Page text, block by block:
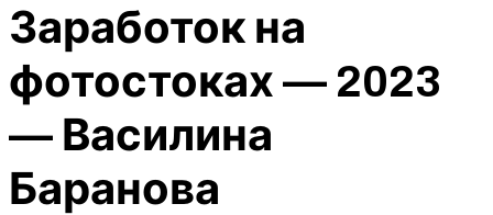
Заработок на
фотостоках — 2023
— Василина
Баранова